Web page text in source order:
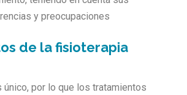
y preocupaciones
de la fisioterapia
único, por lo que los tratamientos